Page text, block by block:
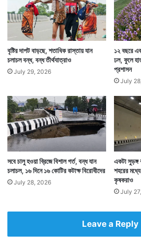
বৃষ্টির দাপট বাড়ছে, শতাধিক রাস্তায় যান
চলাচল বন্ধ, বন্ধ তীর্থযাত্রাও
July 29, 2026
১২ বছরে
ঢল, ফুলে
প্রশাসন
July
সবে চালু হওয়া ব্রিজে বিশাল গর্ত, বন্ধ যান
চলাচল, ১৬ দিনে ১৬ কোটির কটাক্ষ বিরোধীদের
July 28, 2026
একটা সুড়ঙ্গ
শহরের
কৃষকরাও
July
Leave a Reply